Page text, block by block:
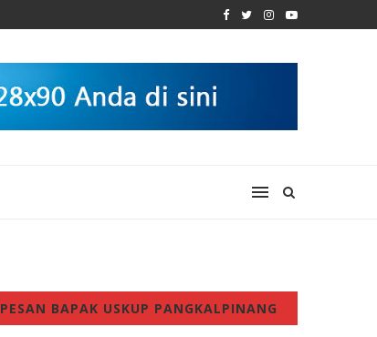
PESAN BAPAK USKUP PANGKALPINANG